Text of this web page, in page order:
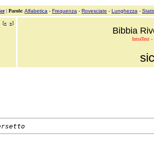
| Parole: Alfabetica - Frequenza - Rovesciate - Lunghezza -
[« »]
Bibbia
IntraText -